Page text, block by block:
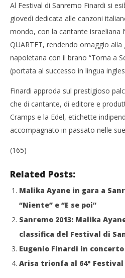
NOW
Festival di Sanremo: in gara
03/02/2012
Redazione
Al Festival di Sanremo Finardi si
giovedì dedicata alle canzoni
mondo, con la cantante israeliana
QUARTET, rendendo omaggio
napoletana con il brano “Torna a
(portata al successo in lingua
Finardi approda sul prestigioso
che di cantante, di editore e
Cramps e la Edel, etichette
accompagnato in passato nelle
(165)
Related Posts:
Malika Ayane in gara a
“Niente” e “E se poi”
Sanremo 2013: Malika
classifica del Festival di
Eugenio Finardi in
Arisa trionfa al 64°